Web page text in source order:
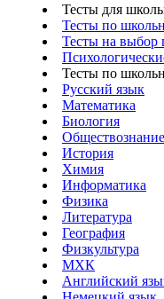
Тесты для
Тесты по
Тесты на выбор
Тесты по
Русский язык
Математика
Биология
Обществознание
История
Химия
Информатика
Физика
Литература
География
Физкультура
МХК
Английский